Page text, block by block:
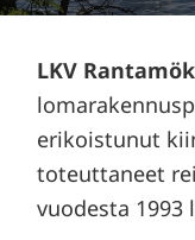
LKV
erikoistunut
toteuttaneet
vuodesta 1993